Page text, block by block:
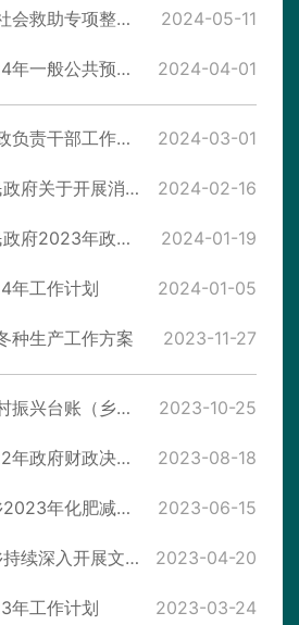
关于印发《2024社会救助专项整治暨年审实施方案》的通知 2024-05-11
岳阳县长湖乡2024年一般公共预算收支情况公开 2024-04-01
2024年长湖乡党政负责干部工作分工 2024-03-01
岳阳县长湖乡人民政府关于开展消防安全集中除患攻坚大整治行动的通知 2024-02-16
岳阳县长湖乡人民政府2023年政府信息公开工作年度报告 2024-01-19
年工作计划 2024-01-05
种生产工作方案 2023-11-27
2023年长湖乡乡村振兴台账（乡镇台账） 2023-10-25
岳阳县长湖乡2022年政府财政决算公开 2023-08-18
关于印发《长湖乡2023年化肥减量增效工作方案》的通知 2023-06-15
关于印发《长湖乡持续深入开展文明节俭操办婚丧喜庆事宜工作实施方案》的通知 2023-04-20
年工作计划 2023-03-24